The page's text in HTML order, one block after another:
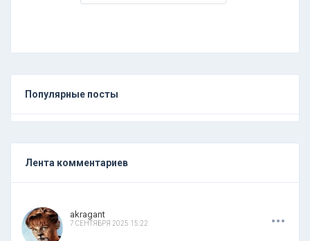
Популярные посты
Лента комментариев
akragant
7 СЕНТЯБРЯ 2025 15:22 ...